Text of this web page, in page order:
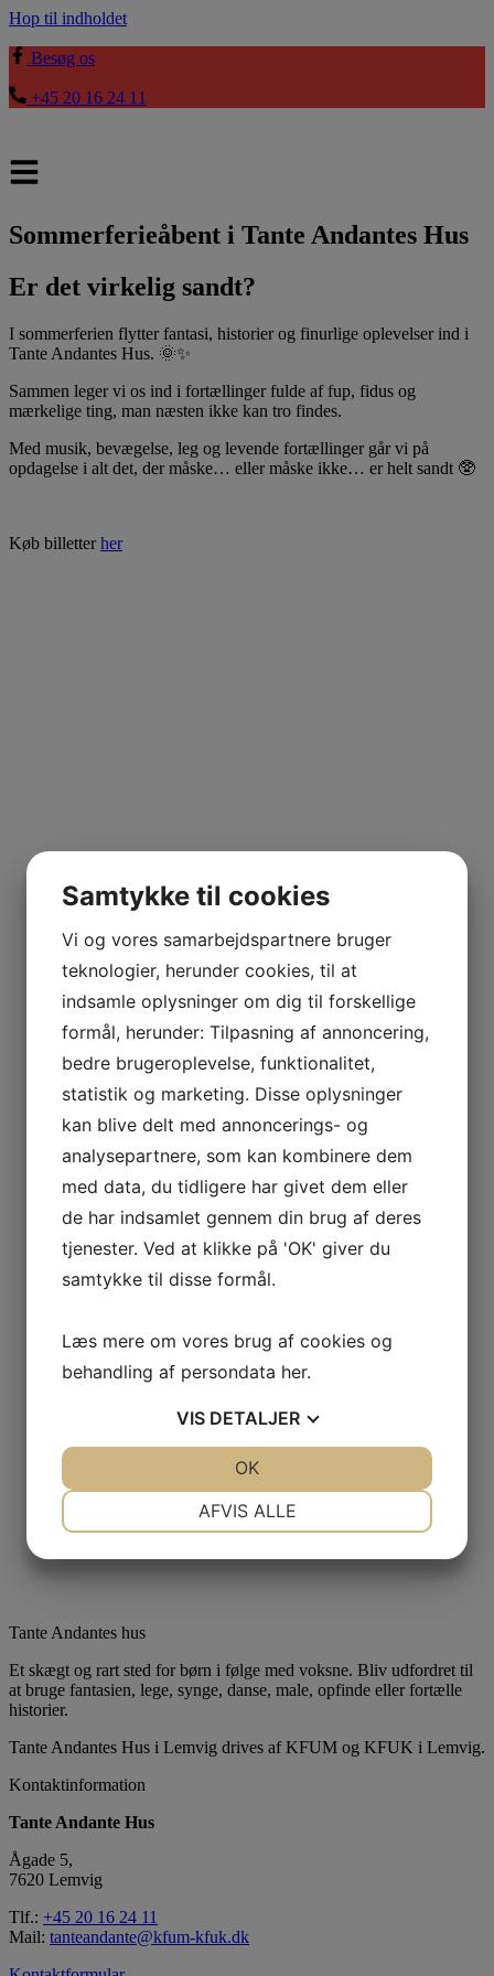
Hop til indholdet
Besøg os
+45 20 16 24 11
Sommerferieåbent i Tante Andantes Hus
Er det virkelig sandt?
I sommerferien flytter fantasi, historier og finurlige oplevelser ind i
Tante Andantes Hus. 🌞✨
Sammen leger vi os ind i fortællinger fulde af fup, fidus og
mærkelige ting, man næsten ikke kan tro findes.
Med musik, bevægelse, leg og levende fortællinger går vi på
opdagelse i alt det, der måske… eller måske ikke… er helt sandt 🥸
Køb billetter her
Tante Andantes hus
Et skægt og rart sted for børn i følge med voksne. Bliv udfordret til
at bruge fantasien, lege, synge, danse, male, opfinde eller fortælle
historier.
Tante Andantes Hus i Lemvig drives af KFUM og KFUK i Lemvig.
Kontaktinformation
Tante Andante Hus
Ågade 5,
7620 Lemvig
Tlf.: +45 20 16 24 11
Mail: tanteandante@kfum-kfuk.dk
Samtykke til cookies
Vi og vores samarbejdspartnere bruger
teknologier, herunder cookies, til at
indsamle oplysninger om dig til forskellige
formål, herunder: Tilpasning af annoncering,
bedre brugeroplevelse, funktionalitet,
statistik og marketing. Disse oplysninger
kan blive delt med annoncerings- og
analysepartnere, som kan kombinere dem
med data, du tidligere har givet dem eller
de har indsamlet gennem din brug af deres
tjenester. Ved at klikke på 'OK' giver du
samtykke til disse formål.
Læs mere om vores brug af cookies og
behandling af persondata her.
VIS DETALJER
AFVIS ALLE
OK